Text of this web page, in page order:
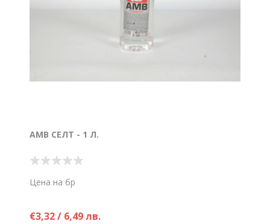
АМВ СЕЛТ - 1 Л.
Цена на бр
€3,32 / 6,49 лв.